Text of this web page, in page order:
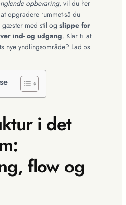
opbevaring, vil du her
opgradere rummet-så du
gæster med stil og slippe for
ind- og udgang. Klar til at
nye yndlingsområde? Lad os
i det
flow og